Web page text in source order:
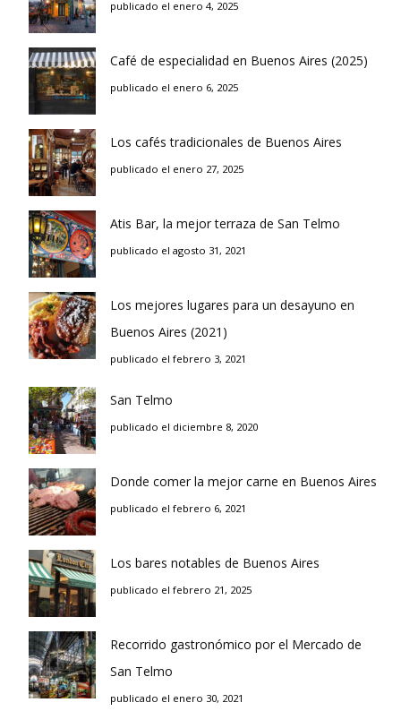
publicado el enero 4, 2025
Café de especialidad en Buenos Aires (2025)
publicado el enero 6, 2025
Los cafés tradicionales de Buenos Aires
publicado el enero 27, 2025
Atis Bar, la mejor terraza de San Telmo
publicado el agosto 31, 2021
Los mejores lugares para un desayuno en
Buenos Aires (2021)
publicado el febrero 3, 2021
San Telmo
publicado el diciembre 8, 2020
Donde comer la mejor carne en Buenos Aires
publicado el febrero 6, 2021
Los bares notables de Buenos Aires
publicado el febrero 21, 2025
Recorrido gastronómico por el Mercado de
San Telmo
publicado el enero 30, 2021